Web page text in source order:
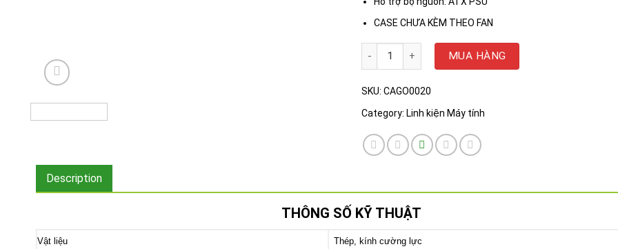
CASE CHƯA KÈM THEO FAN
VỎ CASE AIGO C218M WHITE ( MATX, Màu Trắng, Case
MUA HÀNG
SKU: CAGO0020
Category: Linh kiện Máy tính
Description
THÔNG SỐ KỸ THUẬT
Vật liệu Thép, kính cường lực